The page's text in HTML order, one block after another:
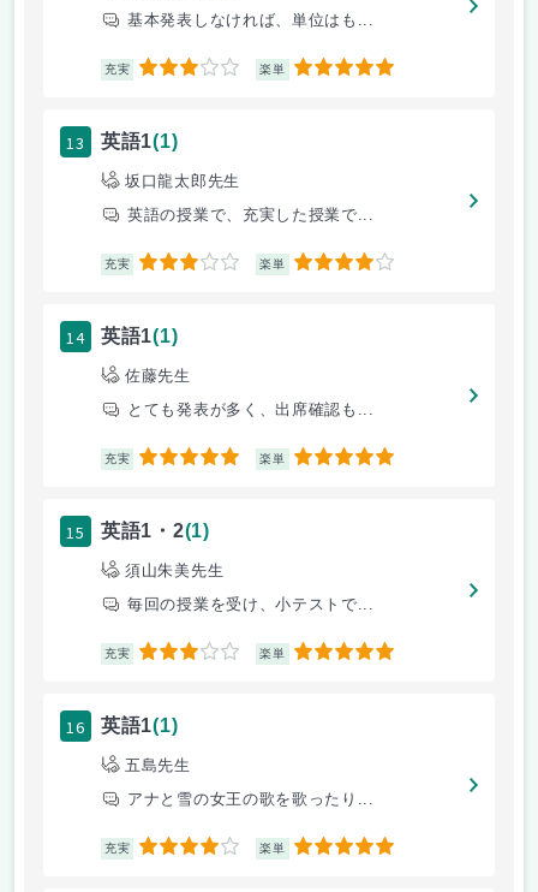
基本発表しなければ、単位はも...
充実 3 楽単 5
13 英語1(1)
坂口龍太郎先生
英語の授業で、充実した授業で...
充実 3 楽単 4
14 英語1(1)
佐藤先生
とても発表が多く、出席確認も...
充実 5 楽単 5
15 英語1・2(1)
須山朱美先生
毎回の授業を受け、小テストで...
充実 3 楽単 5
16 英語1(1)
五島先生
アナと雪の女王の歌を歌ったり...
充実 4 楽単 5